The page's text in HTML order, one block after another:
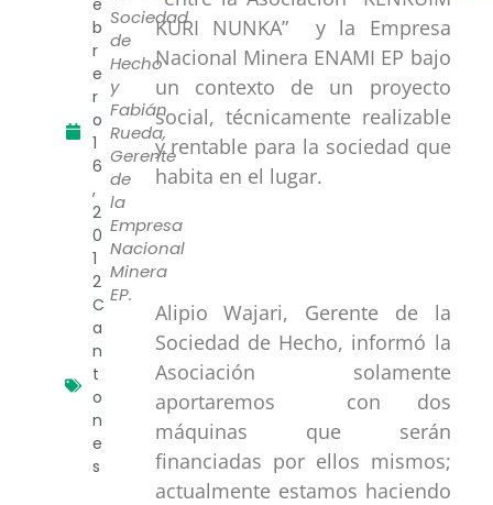
b
r
e
r
o
1
6
,
2
0
1
2
C
a
n
t
o
n
e
s
Sociedad
de
Hecho
y
Fabián
Rueda,
Gerente
de
la
Empresa
Nacional
Minera
EP.
KURI NUNKA” y la Empresa
Nacional Minera ENAMI EP bajo
un contexto de un proyecto
social, técnicamente realizable
y rentable para la sociedad que
habita en el lugar.
Alipio Wajari, Gerente de la
Sociedad de Hecho, informó la
Asociación solamente
aportaremos con dos
máquinas que serán
financiadas por ellos mismos;
actualmente estamos haciendo